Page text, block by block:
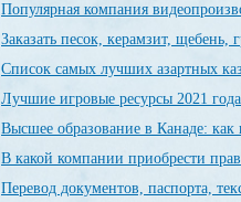
Популярная компания
Заказать песок, керамзит, щебень,
Список самых лучших азартных
Лучшие игровые ресурсы 2021 года
Высшее образование в Канаде: как
В какой компании приобрести
Перевод документов, паспорта,